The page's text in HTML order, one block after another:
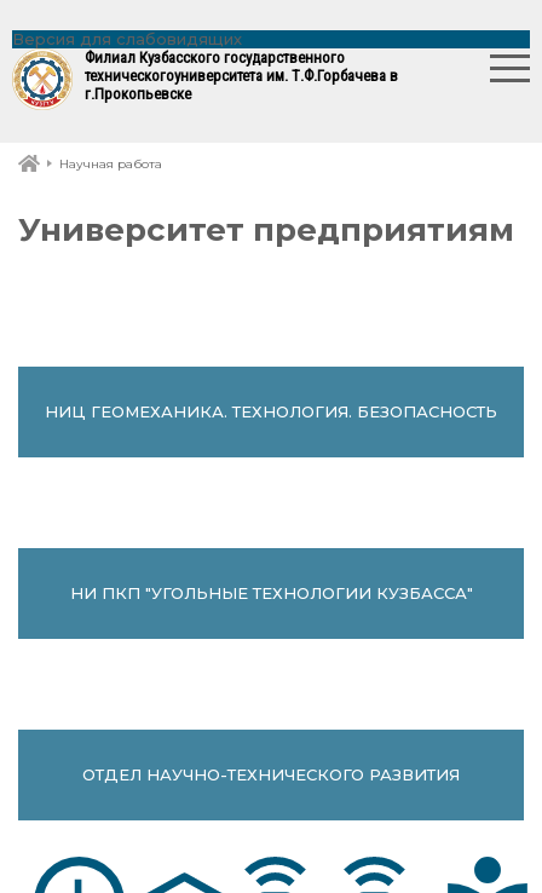
Версия для слабовидящих
Филиал Кузбасского государственного
техническогоуниверситета им. Т.Ф.Горбачева в
г.Прокопьевске
Научная работа
Университет предприятиям
НИЦ ГЕОМЕХАНИКА. ТЕХНОЛОГИЯ. БЕЗОПАСНОСТЬ
НИ ПКП "УГОЛЬНЫЕ ТЕХНОЛОГИИ КУЗБАССА"
ОТДЕЛ НАУЧНО-ТЕХНИЧЕСКОГО РАЗВИТИЯ